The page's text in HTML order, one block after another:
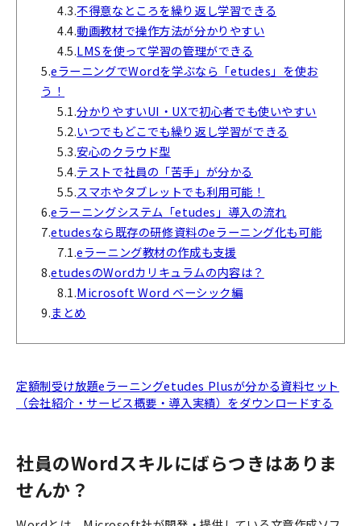
4.3.不得意なところを繰り返し学習できる
4.4.動画教材で操作方法が分かりやすい
4.5.LMSを使って学習の管理ができる
5.eラーニングでWordを学ぶなら「etudes」を使お
う！
5.1.分かりやすいUI・UXで初心者でも使いやすい
5.2.いつでもどこでも繰り返し学習ができる
5.3.安心のクラウド型
5.4.テストで社員の「苦手」が分かる
5.5.スマホやタブレットでも利用可能！
6.eラーニングシステム「etudes」導入の流れ
7.etudesなら既存の研修資料のeラーニング化も可能
7.1.eラーニング教材の作成も支援
8.etudesのWordカリキュラムの内容は？
8.1.Microsoft Word ベーシック編
9.まとめ
定額制受け放題eラーニングetudes Plusが分かる資料セット
（会社紹介・サービス概要・導入実績）をダウンロードする
社員のWordスキルにばらつきはありま
せんか？